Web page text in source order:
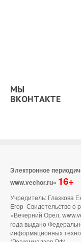
МЫ
ВКОНТАКТЕ
Электронное
www.vechor.ru» 16+
Учредитель: Глазкова
Егор Свидетельство о
«Вечерний Орел,
года выдано
информационных